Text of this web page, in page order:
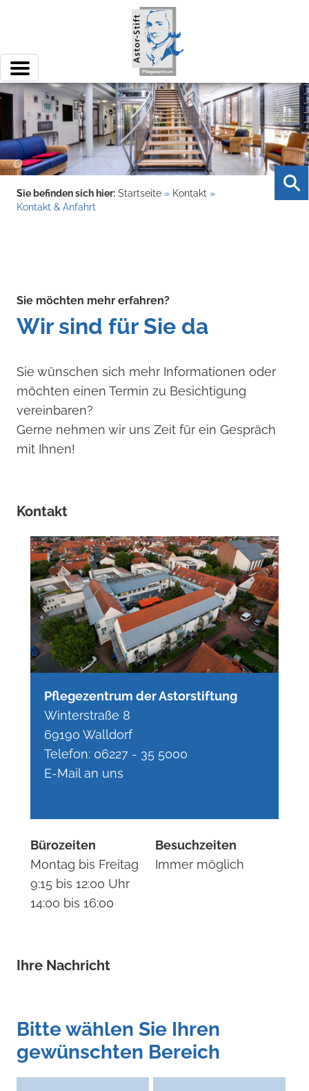
Sie befinden sich hier: Startseite » Kontakt »
Kontakt & Anfahrt
Sie möchten mehr erfahren?
Wir sind für Sie da
Sie wünschen sich mehr Informationen oder
möchten einen Termin zu Besichtigung
vereinbaren?
Gerne nehmen wir uns Zeit für ein Gespräch
mit Ihnen!
Kontakt
Pflegezentrum der Astorstiftung
Winterstraße 8
69190 Walldorf
Telefon: 06227 - 35 5000
E-Mail an uns
Bürozeiten
Montag bis Freitag
9:15 bis 12:00 Uhr
14:00 bis 16:00
Besuchzeiten
Immer möglich
Ihre Nachricht
Bitte wählen Sie Ihren
gewünschten Bereich